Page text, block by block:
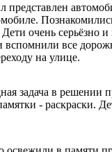
представлен
Дети очень
вспомнили все
на улице.
задача в решении
- раскраски.